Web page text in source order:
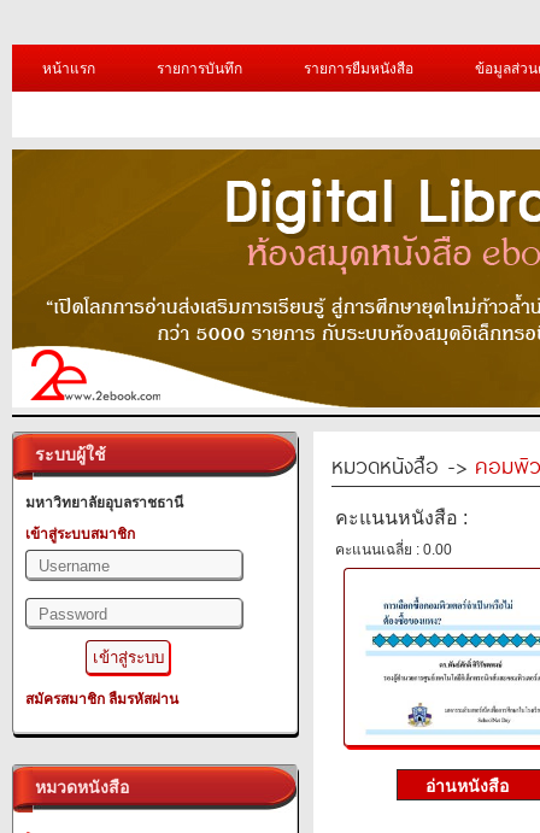
หน้าแรก รายการบันทึก รายการยืมหนังสือ ข้อมูลส่ว
ระบบผู้ใช้
มหาวิทยาลัยอุบลราชธานี
เข้าสู่ระบบสมาชิก
สมัครสมาชิก ลืมรหัสผ่าน
หมวดหนังสือ
หมวดหนังสือ -> คอมพิ
คะแนนหนังสือ :
คะแนนเฉลี่ย : 0.00